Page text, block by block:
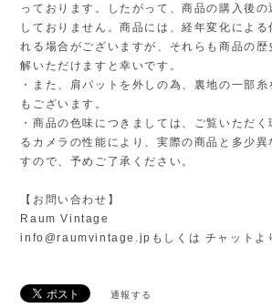
っております。したがって、商品の購入後の
しておりません。商品には、経年変化による
れる場合がございますが、それらも商品の歴
解いただけますと幸いです。
・また、肩パットを外しの為、裏地の一部
もございます。
・商品の色味につきましては、ご覧いただ
るカメラの性能により、実際の商品と多少異
すので、予めご了承ください。
【お問い合わせ】
Raum Vintage
info@raumvintage.jp もしくは チャットよ
通報する